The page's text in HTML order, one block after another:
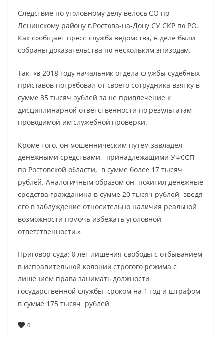
Следствие по уголовному делу велось СО по
Ленинскому району г.Ростова-на-Дону СУ СКР по РО.
Как сообщает пресс-служба ведомства, в деле были
собраны доказательства по нескольким эпизодам.
Так, «в 2018 году начальник отдела службы судебных
приставов потребовал от своего сотрудника взятку в
сумме 35 тысяч рублей за не привлечение к
дисциплинарной ответственности по результатам
проводимой им служебной проверки.
Кроме того, он мошенническим путем завладел
денежными средствами, принадлежащими УФССП
по Ростовской области, в сумме более 17 тысяч
рублей. Аналогичным образом он похитил денежные
средства гражданина в сумме 20 тысяч рублей, введя
его в заблуждение относительно наличия реальной
возможности помочь избежать уголовной
ответственности.»
Приговор суда: 8 лет лишения свободы с отбыванием
в исправительной колонии строгого режима с
лишением права занимать должности
государственной службы сроком на 1 год и штрафом
в сумме 175 тысяч рублей.
0